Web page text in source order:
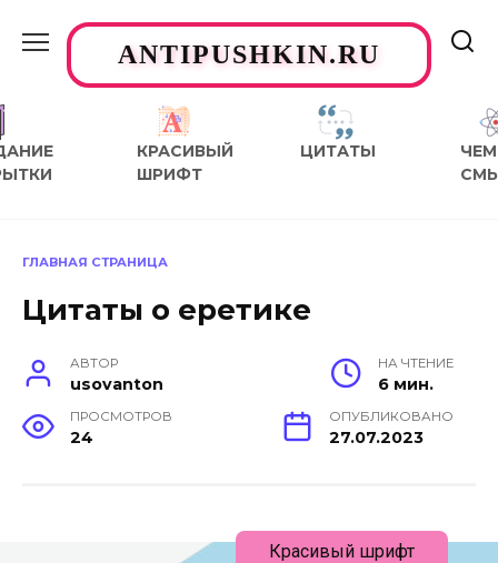
содержаниюANTIPUSHKIN.RU
КРАСИВЫЙ
ШРИФТ
ЦИТАТЫ
ЧЕМ
ГЛАВНАЯ СТРАНИЦА
Цитаты о еретике
АВТОР
usovanton
НА ЧТЕНИЕ
6 мин.
ПРОСМОТРОВ
24
ОПУБЛИКОВАНО
27.07.2023
Красивый шрифт